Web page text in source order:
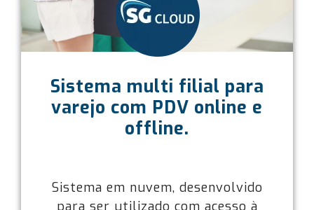
Sistema multi filial para
varejo com PDV online e
offline.
Sistema em nuvem, desenvolvido
para ser utilizado com acesso à